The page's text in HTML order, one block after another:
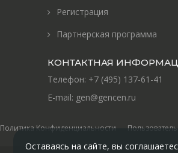
Регистрация
Партнерская программа
КОНТАКТНАЯ
Телефон: +7 (495) 137-61-41
E-mail: gen@gencen.ru
Политика Конфиденциальности
Оставаясь на сайте, вы